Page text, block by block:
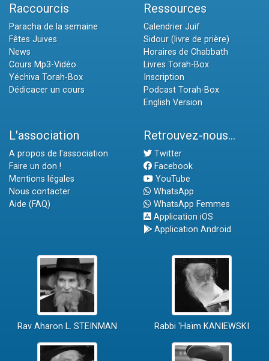
Raccourcis
Paracha de la semaine
Fêtes Juives
News
Cours Mp3-Vidéo
Yéchiva Torah-Box
Dédicacer un cours
Ressources
Calendrier Juif
Sidour (livre de prière)
Horaires de Chabbath
Livres Torah-Box
Inscription
Podcast Torah-Box
English Version
L'association
A propos de l'association
Faire un don !
Mentions légales
Nous contacter
Aide (FAQ)
Retrouvez-nous...
Twitter
Facebook
YouTube
WhatsApp
WhatsApp Femmes
Application iOS
Application Android
Rav Aharon L. STEINMAN Rabbi 'Haïm KANIEWSKI